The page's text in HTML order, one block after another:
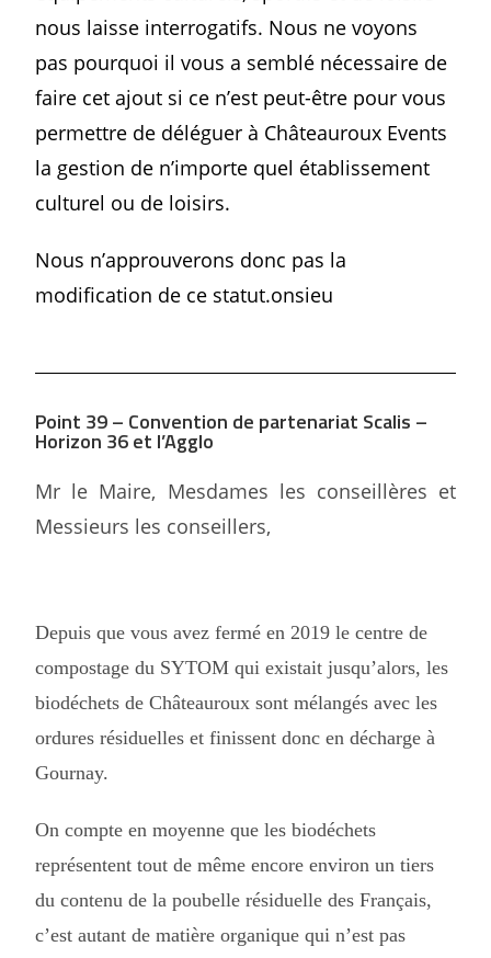
nous laisse interrogatifs. Nous ne voyons
pas pourquoi il vous a semblé nécessaire de
faire cet ajout si ce n’est peut-être pour vous
permettre de déléguer à Châteauroux Events
la gestion de n’importe quel établissement
culturel ou de loisirs.
Nous n’approuverons donc pas la
modification de ce statut.onsieu
Point 39 – Convention de partenariat Scalis –
Horizon 36 et l’Agglo
Mr le Maire, Mesdames les conseillères et
Messieurs les conseillers,
Depuis que vous avez fermé en 2019 le centre de
compostage du SYTOM qui existait jusqu’alors, les
biodéchets de Châteauroux sont mélangés avec les
ordures résiduelles et finissent donc en décharge à
Gournay.
On compte en moyenne que les biodéchets
représentent tout de même encore environ un tiers
du contenu de la poubelle résiduelle des Français,
c’est autant de matière organique qui n’est pas